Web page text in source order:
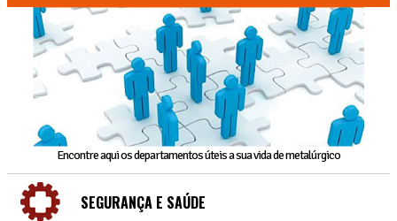
Encontre aqui os departamentos úteis a sua vida de metalúrgico
SEGURANÇA E SAÚDE